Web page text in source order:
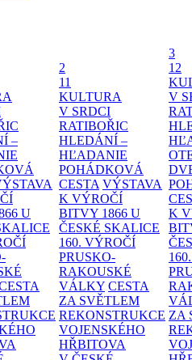
–
U
2
11
KULTURA
V SRDCI
RATIBOŘIC
HLEDÁNÍ –
HĽADANIE
POHÁDKOVÁ
CESTA VÝSTAVA
K VÝROČÍ
BITVY 1866 U
ČESKÉ SKALICE
160. VÝROČÍ
PRUSKO-
RAKOUSKÉ
VÁLKY CESTA
ZA SVĚTLEM
REKONSTRUKCE
VOJENSKÉHO
HŘBITOVA
3
12
V
K
ZA